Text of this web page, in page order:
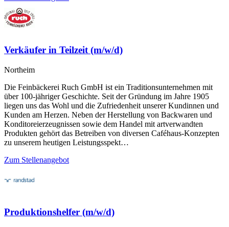
Verkäufer in Teilzeit (m/w/d)
Northeim
Die Feinbäckerei Ruch GmbH ist ein Traditionsunternehmen mit
über 100-jähriger Geschichte. Seit der Gründung im Jahre 1905
liegen uns das Wohl und die Zufriedenheit unserer Kundinnen und
Kunden am Herzen. Neben der Herstellung von Backwaren und
Konditoreierzeugnissen sowie dem Handel mit artverwandten
Produkten gehört das Betreiben von diversen Caféhaus-Konzepten
zu unserem heutigen Leistungsspekt…
Zum Stellenangebot
Produktionshelfer (m/w/d)